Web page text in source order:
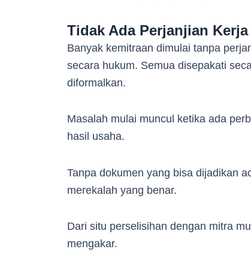
Tidak Ada Perjanjian
Banyak kemitraan dimulai tanpa
secara hukum. Semua disepakati
diformalkan.
Masalah mulai muncul ketika ada
hasil usaha.
Tanpa dokumen yang bisa dijadikan
merekalah yang benar.
Dari situ perselisihan dengan mitra
mengakar.